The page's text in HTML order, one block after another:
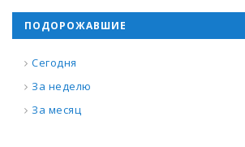
ПОДОРОЖАВШИЕ
Сегодня
За неделю
За месяц